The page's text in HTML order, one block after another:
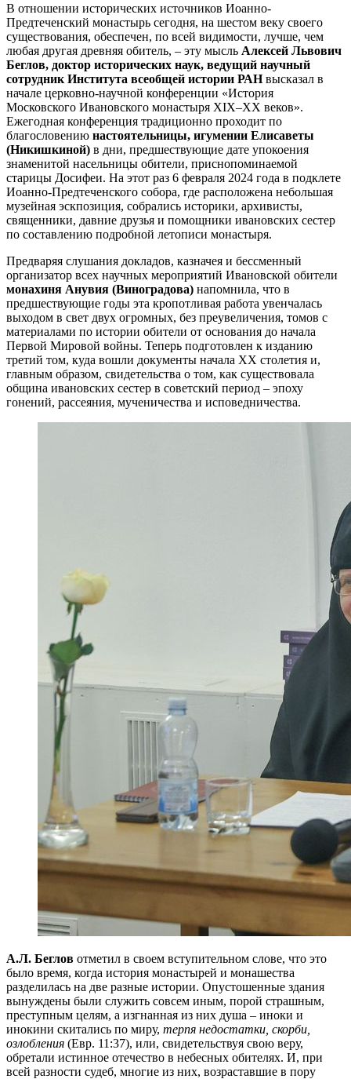
В отношении исторических источников Иоанно-
Предтеченский монастырь сегодня, на шестом веку своего
существования, обеспечен, по всей видимости, лучше, чем
любая другая древняя обитель, – эту мысль Алексей Львович
Беглов, доктор исторических наук, ведущий научный
сотрудник Института всеобщей истории РАНвысказал в
начале церковно-научной конференции «История
Московского Ивановского монастыря XIX–XX веков».
Ежегодная конференция традиционно проходит по
благословению настоятельницы, игумении Елисаветы
(Никишкиной) в дни, предшествующие дате упокоения
знаменитой насельницы обители, приснопоминаемой
старицы Досифеи. На этот раз 6 февраля 2024 года в подклете
Иоанно-Предтеченского собора, где расположена небольшая
музейная эскпозиция, собрались историки, архивисты,
священники, давние друзья и помощники ивановских сестер
по составлению подробной летописи монастыря.
Предваряя слушания докладов, казначея и бессменный
организатор всех научных мероприятий Ивановской обители
монахиня Анувия (Виноградова) напомнила, что в
предшествующие годы эта кропотливая работа увенчалась
выходом в свет двух огромных, без преувеличения, томов с
материалами по истории обители от основания до начала
Первой Мировой войны. Теперь подготовлен к изданию
третий том, куда вошли документы начала ХХ столетия и,
главным образом, свидетельства о том, как существовала
община ивановских сестер в советский период – эпоху
гонений, рассеяния, мученичества и исповедничества.
А.Л. Беглов отметил в своем вступительном слове, что это
было время, когда история монастырей и монашества
разделилась на две разные истории. Опустошенные здания
вынуждены были служить совсем иным, порой страшным,
преступным целям, а изгнанная из них душа – иноки и
инокини скитались по миру, терпя недостатки, скорби,
озлобления (Евр. 11:37), или, свидетельствуя свою веру,
обретали истинное отечество в небесных обителях. И, при
всей разности судеб, многие из них, возраставшие в пору